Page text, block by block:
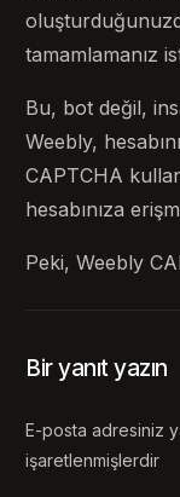
tamamlamanız
Bu, bot değil,
Weebly,
CAPTCHA
hesabınıza
Peki, Weebly
Bir yanıt yazın
E-posta adresiniz
işaretlenmişlerdir